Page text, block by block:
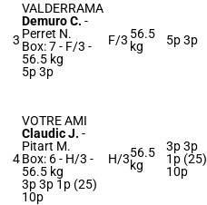
3
VALDERRAMA
Demuro C. -
Perret N.
Box: 7 - F/3 -
56.5 kg
5p 3p
F/3 56.5
kg
5p 3p
4
VOTRE AMI
Claudic J. -
Pitart M.
Box: 6 - H/3 -
56.5 kg
3p 3p 1p (25)
10p
H/356.5
kg
3p 3p
1p (25)
10p